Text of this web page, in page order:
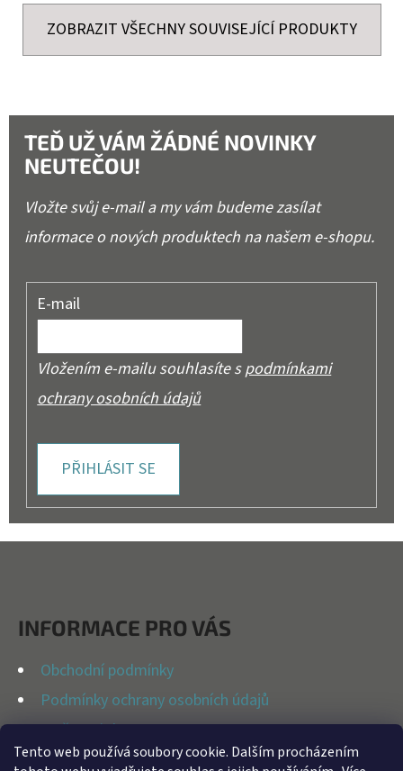
Tento web používá soubory cookie. Dalším procházením
ZOBRAZIT VŠECHNY SOUVISEJÍCÍ PRODUKTY
TEĎ UŽ VÁM ŽÁDNÉ NOVINKY
NEUTEČOU!
Vložte svůj e-mail a my vám budeme zasílat
informace o nových produktech na našem e-shopu.
E-mail
Vložením e-mailu souhlasíte spodmínkami
ochrany osobních údajů
PŘIHLÁSIT SE
INFORMACE PRO VÁS
Obchodní podmínky
Podmínky ochrany osobních údajů
Možnosti dopravy
Reklamační řád